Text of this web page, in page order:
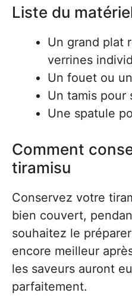
Liste du
Un grand plat
verrines
Un fouet ou
Un tamis pour
Une spatule
Comment
tiramisu
Conservez votre
bien couvert,
souhaitez le
encore meilleur
les saveurs auront
parfaitement.